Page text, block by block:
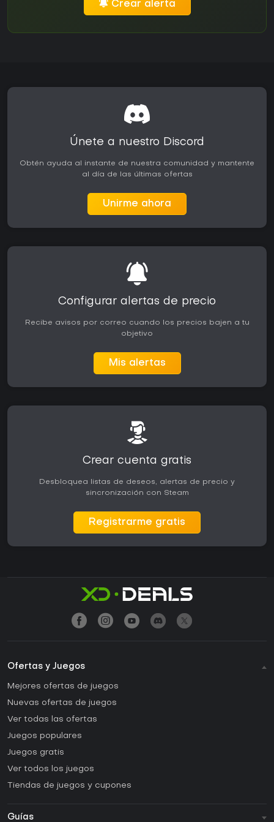
Crear alerta
Únete a nuestro Discord
Obtén ayuda al instante de nuestra comunidad y mantente
al día de las últimas ofertas
Unirme ahora
Configurar alertas de precio
Recibe avisos por correo cuando los precios bajen a tu
objetivo
Mis alertas
Crear cuenta gratis
Desbloquea listas de deseos, alertas de precio y
sincronización con Steam
Registrarme gratis
Ofertas y Juegos
Mejores ofertas de juegos
Nuevas ofertas de juegos
Ver todas las ofertas
Juegos populares
Juegos gratis
Ver todos los juegos
Tiendas de juegos y cupones
Guías